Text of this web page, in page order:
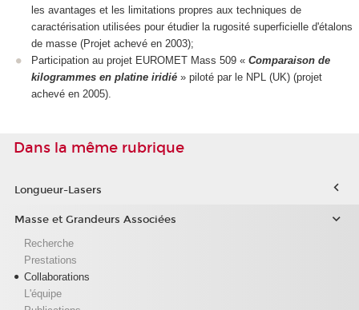
les avantages et les limitations propres aux techniques de
caractérisation utilisées pour étudier la rugosité superficielle d'étalons
de masse (Projet achevé en 2003);
Participation au projet EUROMET Mass 509 « Comparaison de
kilogrammes en platine iridié » piloté par le NPL (UK) (projet
achevé en 2005).
Dans la même rubrique
Longueur-Lasers
Masse et Grandeurs Associées
Recherche
Prestations
Collaborations
L'équipe